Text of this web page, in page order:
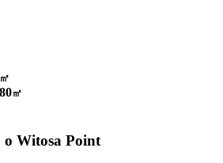
㎡
Witosa Point